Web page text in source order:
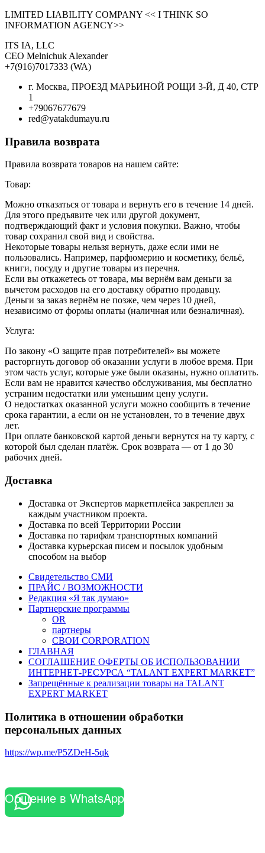
LIMITED LIABILITY COMPANY << I THINK SO
INFORMATION AGENCY>>
ITS IA, LLC
CEO Melnichuk Alexander
+7(916)7017333 (WA)
г. Москва, ПРОЕЗД МАРЬИНОЙ РОЩИ 3-Й, Д 40, СТР
1
+79067677679
red@yatakdumayu.ru
Правила возврата
Правила возврата товаров на нашем сайте:
Товар:
Можно отказаться от товара и вернуть его в течение 14 дней.
Для этого предъявите чек или другой документ,
подтверждающий факт и условия покупки. Важно, чтобы
товар сохранил свой вид и свойства.
Некоторые товары нельзя вернуть, даже если ими не
пользовались. Например, парфюмерию и косметику, бельё,
книги, посуду и другие товары из перечня.
Если вы откажетесь от товара, мы вернём вам деньги за
вычетом расходов на его доставку обратно продавцу.
Деньги за заказ вернём не позже, чем через 10 дней,
независимо от формы оплаты (наличная или безналичная).
Услуга:
По закону «О защите прав потребителей» вы можете
расторгнуть договор об оказании услуги в любое время. При
этом часть услуг, которые уже были оказаны, нужно оплатить.
Если вам не нравится качество обслуживания, мы бесплатно
устраним недостатки или уменьшим цену услуги.
О недостатках оказанной услуги можно сообщить в течение
срока гарантии, а если он не установлен, то в течение двух
лет.
При оплате банковской картой деньги вернутся на ту карту, с
которой был сделан платёж. Срок возврата — от 1 до 30
рабочих дней.
Доставка
Доставка от Экспертов маркетплейса закреплен за
каждым участником проекта.
Доставка по всей Территории России
Доставка по тарифам транспортных компаний
Доставка курьерская писем и посылок удобным
способом на выбор
Свидетельство СМИ
ПРАЙС / ВОЗМОЖНОСТИ
Редакция «Я так думаю»
Партнерские программы
OR
партнеры
СВОИ CORPORATION
ГЛАВНАЯ
СОГЛАШЕНИЕ ОФЕРТЫ ОБ ИСПОЛЬЗОВАНИИ
ИНТЕРНЕТ-РЕСУРСА “TALANT EXPERT MARKET”
Запрещённые к реализации товары на TALANT
EXPERT MARKET
Политика в отношении обработки
персональных данных
https://wp.me/P5ZDeH-5qk
Общение в WhatsApp